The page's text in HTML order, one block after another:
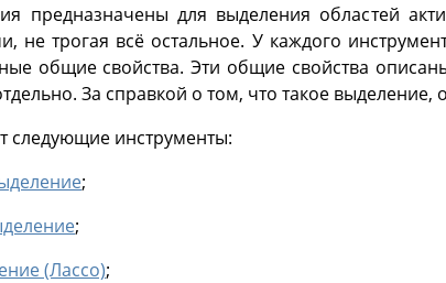
предназначены для выделения областей
не трогая всё остальное. У каждого
общие свойства. Эти общие свойства
За справкой о том, что такое выделение,
следующие инструменты:
;
;
(Лассо);